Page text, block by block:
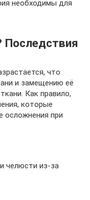
необходимы для
Последствия
что
и замещению её
Как правило,
которые
осложнения при
челюсти из-за